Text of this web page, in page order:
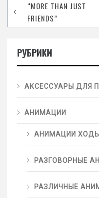
“MORE THAN JUST
FRIENDS”
РУБРИКИ
АКСЕССУАРЫ ДЛЯ
АНИМАЦИИ
АНИМАЦИИ
РАЗГОВОРНЫЕ
РАЗЛИЧНЫЕ